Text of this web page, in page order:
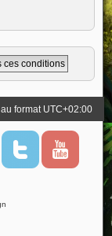
format UTC+02:00
T
i
Y
u